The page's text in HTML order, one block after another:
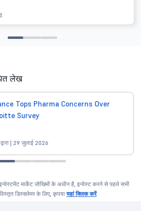
लेख
Tops Pharma Concerns Over
Survey
| 29 जुलाई 2026
इन्वेस्टमेंट मार्केट जोखिमों के अधीन है, इन्वेस्ट करने से पहले सभी
डिस्क्लेमर के लिए, कृपयायहां क्लिक करें.